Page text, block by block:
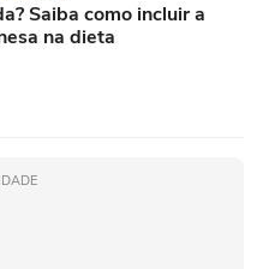
Saiba como incluir a
na dieta